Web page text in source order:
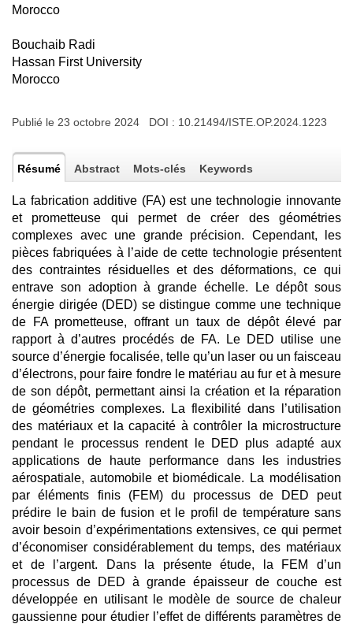
Morocco
Bouchaib Radi
Hassan First University
Morocco
Publié le 23 octobre 2024 DOI : 10.21494/ISTE.OP.2024.1223
Résumé Abstract Mots-clés Keywords
La fabrication additive (FA) est une technologie innovante
et prometteuse qui permet de créer des géométries
complexes avec une grande précision. Cependant, les
pièces fabriquées à l’aide de cette technologie présentent
des contraintes résiduelles et des déformations, ce qui
entrave son adoption à grande échelle. Le dépôt sous
énergie dirigée (DED) se distingue comme une technique
de FA prometteuse, offrant un taux de dépôt élevé par
rapport à d’autres procédés de FA. Le DED utilise une
source d’énergie focalisée, telle qu’un laser ou un faisceau
d’électrons, pour faire fondre le matériau au fur et à mesure
de son dépôt, permettant ainsi la création et la réparation
de géométries complexes. La flexibilité dans l’utilisation
des matériaux et la capacité à contrôler la microstructure
pendant le processus rendent le DED plus adapté aux
applications de haute performance dans les industries
aérospatiale, automobile et biomédicale. La modélisation
par éléments finis (FEM) du processus de DED peut
prédire le bain de fusion et le profil de température sans
avoir besoin d’expérimentations extensives, ce qui permet
d’économiser considérablement du temps, des matériaux
et de l’argent. Dans la présente étude, la FEM d’un
processus de DED à grande épaisseur de couche est
développée en utilisant le modèle de source de chaleur
gaussienne pour étudier l’effet de différents paramètres de